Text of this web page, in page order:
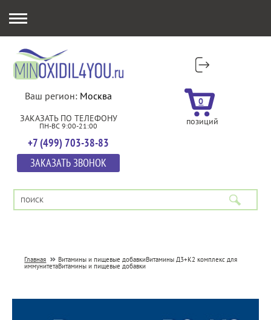
Ваш регион: Москва
ЗАКАЗАТЬ ПО ТЕЛЕФОНУ
ПН-ВС 9:00-21:00
+7 (499) 703-38-83
ЗАКАЗАТЬ ЗВОНОК
0
позиций
Главная Витамины и пищевые добавкиВитамины Д3+К2 комплекс для
иммунитетаВитамины и пищевые добавки